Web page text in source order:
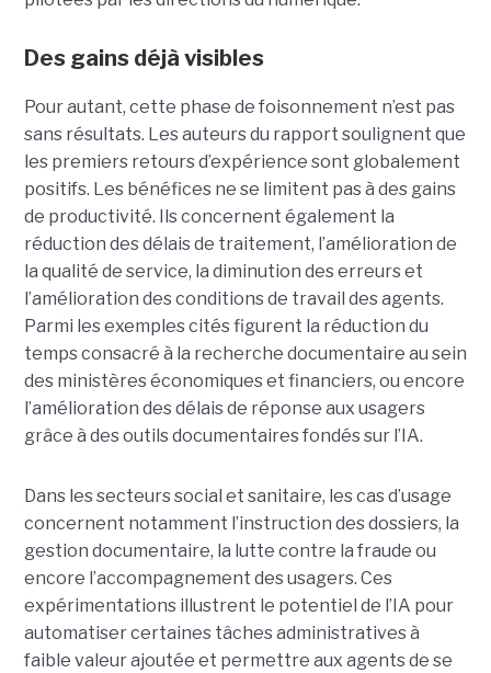
Des gains déjà visibles
Pour autant, cette phase de foisonnement n’est pas
sans résultats. Les auteurs du rapport soulignent que
les premiers retours d’expérience sont globalement
positifs. Les bénéfices ne se limitent pas à des gains
de productivité. Ils concernent également la
réduction des délais de traitement, l’amélioration de
la qualité de service, la diminution des erreurs et
l’amélioration des conditions de travail des agents.
Parmi les exemples cités figurent la réduction du
temps consacré à la recherche documentaire au sein
des ministères économiques et financiers, ou encore
l’amélioration des délais de réponse aux usagers
grâce à des outils documentaires fondés sur l’IA.
Dans les secteurs social et sanitaire, les cas d’usage
concernent notamment l’instruction des dossiers, la
gestion documentaire, la lutte contre la fraude ou
encore l’accompagnement des usagers. Ces
expérimentations illustrent le potentiel de l’IA pour
automatiser certaines tâches administratives à
faible valeur ajoutée et permettre aux agents de se